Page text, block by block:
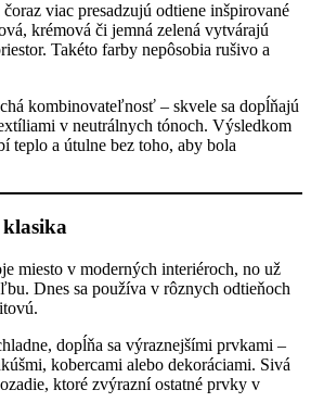
viac presadzujú odtiene inšpirované
krémová či jemná zelená vytvárajú
Takéto farby nepôsobia rušivo a
kombinovateľnosť – skvele sa dopĺňajú
v neutrálnych tónoch. Výsledkom
teplo a útulne bez toho, aby bola
miesto v moderných interiéroch, no už
Dnes sa používa v rôznych odtieňoch
dopĺňa sa výraznejšími prvkami –
kobercami alebo dekoráciami. Sivá
ktoré zvýrazní ostatné prvky v